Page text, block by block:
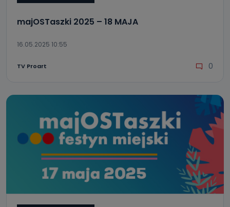
majOSTaszki 2025 – 18 MAJA
16.05.2025 10:55
TV Proart 0